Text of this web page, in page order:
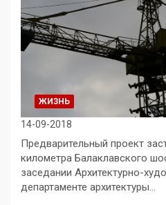
ЖИЗНЬ
14-09-2018
Предварительный проект
километра Балаклавского
заседании Архитектурно-
департаменте архитектуры…